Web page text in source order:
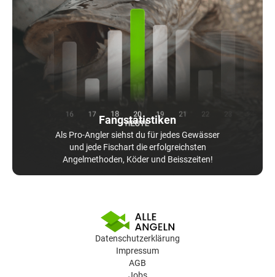
Fangstatistiken
Als Pro-Angler siehst du für jedes Gewässer
und jede Fischart die erfolgreichsten
Angelmethoden, Köder und Beisszeiten!
Datenschutzerklärung
Impressum
AGB
Jobs